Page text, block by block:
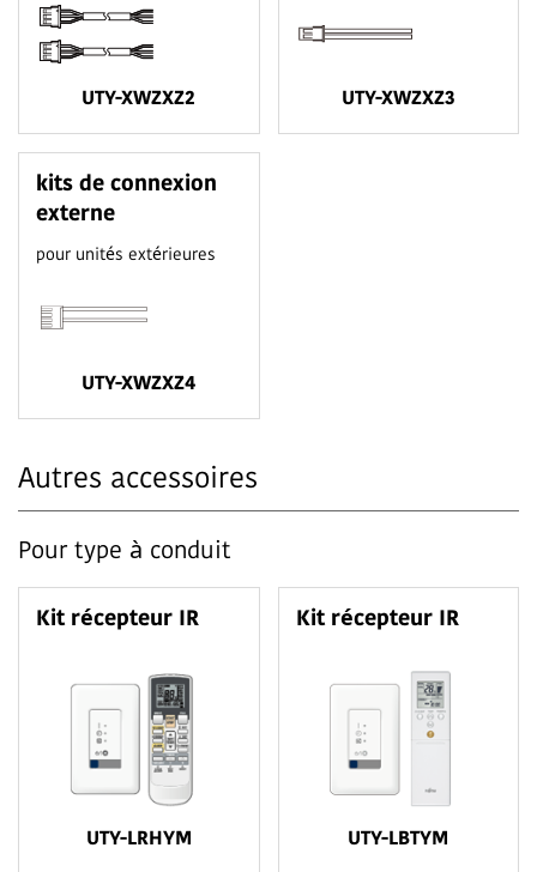
UTY-XWZXZ2 UTY-XWZXZ3
kits de connexion
externe
pour unités extérieures
UTY-XWZXZ4
Autres accessoires
Pour type à conduit
Kit récepteur IR
UTY-LRHYM
Kit récepteur IR
UTY-LBTYM